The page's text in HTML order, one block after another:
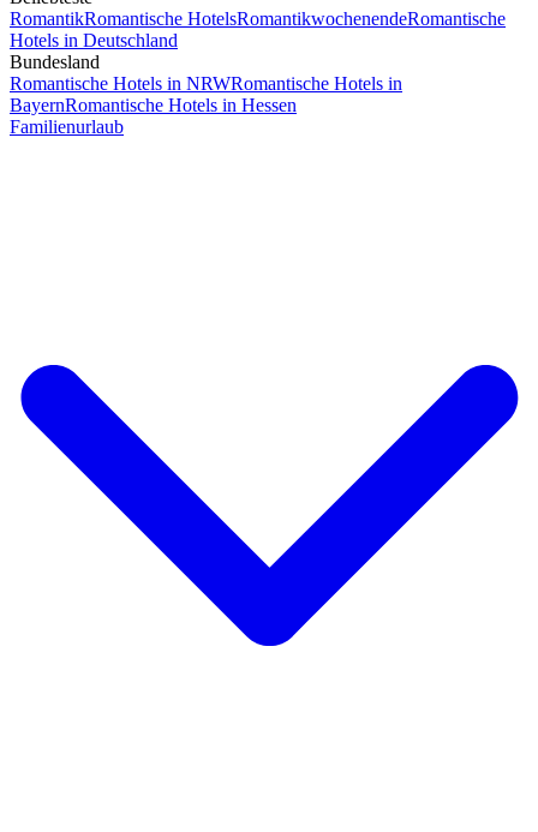
RomantikRomantische HotelsRomantikwochenendeRomantische
Hotels in Deutschland
Bundesland
Romantische Hotels in NRWRomantische Hotels in
BayernRomantische Hotels in Hessen
Familienurlaub